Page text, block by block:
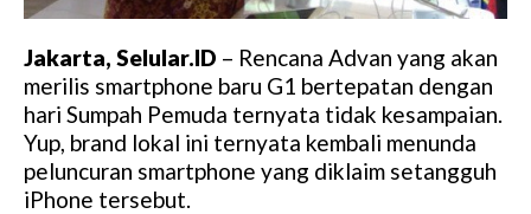
Jakarta, Selular.ID – Rencana Advan yang akan
merilis smartphone baru G1 bertepatan dengan
hari Sumpah Pemuda ternyata tidak kesampaian.
Yup, brand lokal ini ternyata kembali menunda
peluncuran smartphone yang diklaim setangguh
iPhone tersebut.